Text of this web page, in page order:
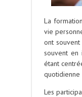
La
vie
ont
souvent en
étant
Les